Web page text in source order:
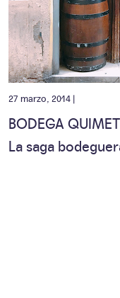
27 marzo, 2014 |
BODEGA QUIMET
La saga